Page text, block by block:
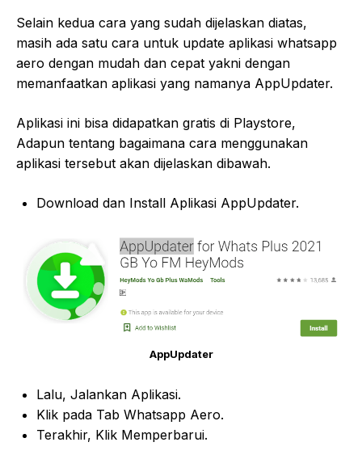
Selain kedua cara yang sudah dijelaskan diatas,
masih ada satu cara untuk update aplikasi whatsapp
aero dengan mudah dan cepat yakni dengan
memanfaatkan aplikasi yang namanya AppUpdater.
Aplikasi ini bisa didapatkan gratis di Playstore,
Adapun tentang bagaimana cara menggunakan
aplikasi tersebut akan dijelaskan dibawah.
Download dan Install Aplikasi AppUpdater.
AppUpdater
Lalu, Jalankan Aplikasi.
Klik pada Tab Whatsapp Aero.
Terakhir, Klik Memperbarui.